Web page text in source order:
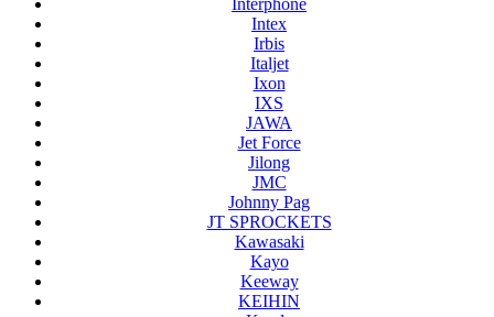
Intex
Irbis
Italjet
Ixon
IXS
JAWA
Jet Force
Jilong
JMC
Johnny Pag
JT SPROCKETS
Kawasaki
Kayo
Keeway
KEIHIN